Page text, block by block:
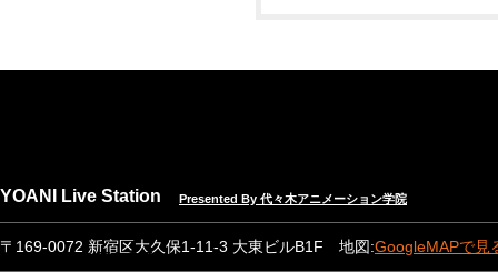
CONTACT
YOANI Live Station Presented By 代々木アニメーション学院
〒169-0072 新宿区大久保1-11-3 大東ビルB1F 地図:GoogleMAPで見